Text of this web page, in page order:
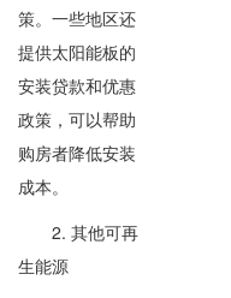
策。一些地区还
提供太阳能板的
安装贷款和优惠
政策，可以帮助
购房者降低安装
成本。
2. 其他可再
生能源